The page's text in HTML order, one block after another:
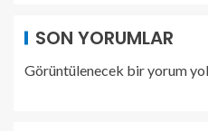
SON YORUMLAR
Görüntülenecek bir yorum